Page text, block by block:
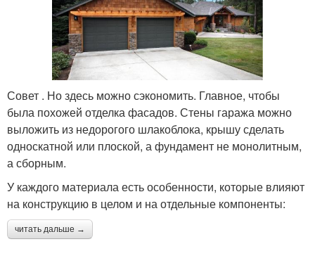
Совет . Но здесь можно сэкономить. Главное, чтобы
была похожей отделка фасадов. Стены гаража можно
выложить из недорогого шлакоблока, крышу сделать
односкатной или плоской, а фундамент не монолитным,
а сборным.
У каждого материала есть особенности, которые влияют
на конструкцию в целом и на отдельные компоненты:
читать дальше →